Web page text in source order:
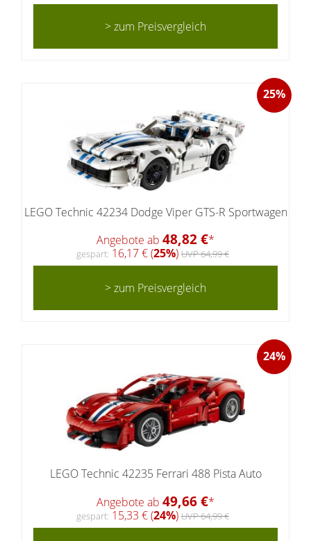
> zum Preisvergleich
25%
LEGO Technic 42234 Dodge Viper GTS-R Sportwagen
Angebote ab 48,82 €*
gespart: 16,17 € (25%) UVP 64,99 €
> zum Preisvergleich
24%
LEGO Technic 42235 Ferrari 488 Pista Auto
Angebote ab 49,66 €*
gespart: 15,33 € (24%) UVP 64,99 €